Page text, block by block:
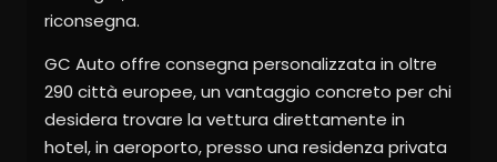
riconsegna.
GC Auto offre consegna personalizzata in oltre
290 città europee, un vantaggio concreto per chi
desidera trovare la vettura direttamente in
hotel, in aeroporto, presso una residenza privata